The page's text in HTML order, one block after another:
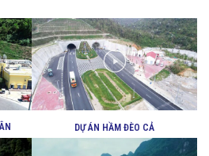
DỊCH
DỰ ÁN HẦM ĐÈO CẢ